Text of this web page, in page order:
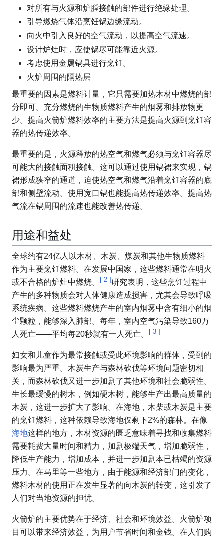
对所有与火源和炉膛接触的部件进行绝缘处理。
引导燃烧气体沿烹饪锅边缘流动。
向火中引入良好的空气流动，以提高空气流速。
设计炉灶时，应使锅尽可能靠近火源。
考虑使用金属锅具进行烹饪。
火炉周围的隔热层
最重要的因素是燃料计量，它只需要加热木材中燃烧的部
分即可。充分燃烧的生物质燃料产生的烟雾和排放物更
少。提高火箭炉燃料效率的主要方法是提高火源到烹饪容
器的热传递效率。
最重要的是，火源释放的热空气和燃气必须与烹饪容器尽
可能大的接触面积接触。这可以通过使用锅裙来实现，锅
裙形成狭窄的通道，迫使热空气和燃气沿着烹饪容器的底
部和侧壁流动。使用宽口锅也能提高热传递效率。提高热
气流在锅周围的流速也能改善热传递。
用途和益处
全球约有24亿人以木材、木炭、煤炭和其他生物质燃料
作为主要烹饪燃料。在发展中国家，这些燃料通常在明火
或不合格的炉灶中燃烧。
[ 2 ]研究表明，这些烹饪过程中
产生的多种物质会对人体健康造成损害，尤其会导致呼吸
系统疾病。这些燃料燃烧产生的室内烟雾中含有细小的烟
尘颗粒，能够深入肺部。每年，室内空气污染导致160万
人死亡——平均每20秒就有一人死亡。
[ 3 ]
妇女和儿童作为最常接触或受此环境影响的群体，受到的
影响最为严重。木炭生产与森林砍伐等环境问题密切相
关，而森林砍伐又进一步加剧了其他环境和社会脆弱性。
生长最缓慢的树木，例如硬木树，能够生产出最高质量的
木炭，这进一步扩大了影响。在海地，木柴或木炭是主要
的烹饪燃料，这种依赖导致海地仅剩下2%的森林。在像
海地这样的地方，木材资源的匮乏意味着寻找和收集燃料
需要耗费大量时间和精力，加剧极端天气，增加脆弱性，
降低生产能力，增加成本，并进一步加剧本已枯竭的资源
压力。在马里等一些地方，由于能源和经济部门的变化，
燃料木材的使用正在发生显著的向木炭的转变，这引发了
人们对当地资源的担忧。
火箭炉的主要优势在于经济、社会和环境效益。火箭炉项
目可以带来经济效益，为用户节省时间和金钱。在人们购